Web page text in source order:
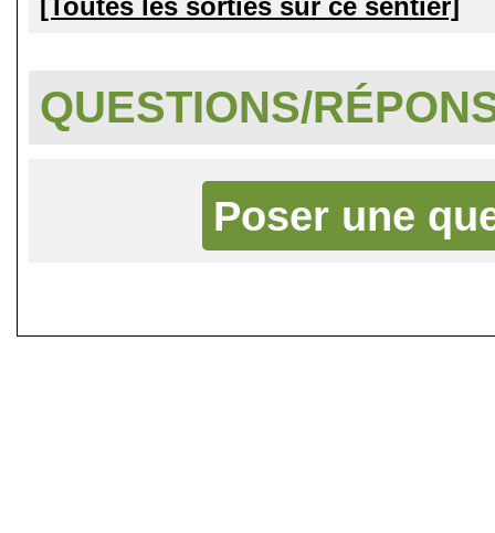
[Toutes les sorties sur ce sentier]
QUESTIONS/
Poser une